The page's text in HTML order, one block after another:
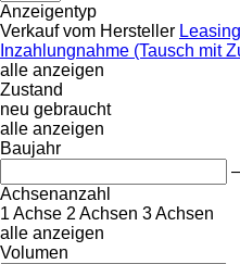
Anzeigentyp
Verkauf vom Hersteller Leasing
Inzahlungnahme (Tausch mit
alle anzeigen
Zustand
neu gebraucht
alle anzeigen
Baujahr
–
Achsenanzahl
1 Achse 2 Achsen 3 Achsen
alle anzeigen
Volumen